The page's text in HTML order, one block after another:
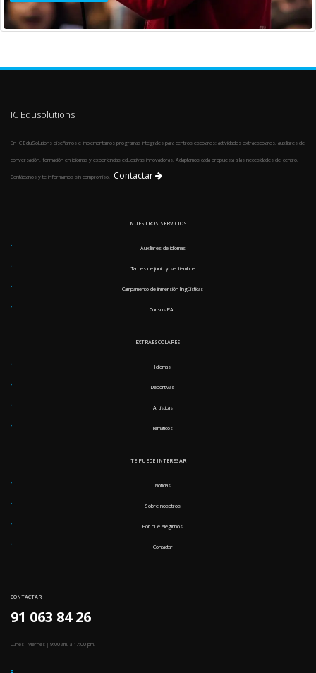
IC Edusolutions
En IC EduSolutions diseñamos e implementamos programas integrales para centros escolares: actividades extraescolares, auxiliares de
conversación, formación en idiomas y experiencias educativas innovadoras. Adaptamos cada propuesta a las necesidades del centro.
Contáctanos y te informamos sin compromiso. Contactar
NUESTROS SERVICIOS
Auxiliares de idiomas
Tardes de junio y septiembre
Campamento de inmersión lingüísticas
Cursos PAU
EXTRAESCOLARES
Idiomas
Deportivas
Artísticas
Temáticos
TE PUEDE INTERESAR
Noticias
Sobre nosotros
Por qué elegirnos
Contactar
CONTACTAR
91 063 84 26
Lunes - Viernes | 9:00 am. a 17:00 pm.